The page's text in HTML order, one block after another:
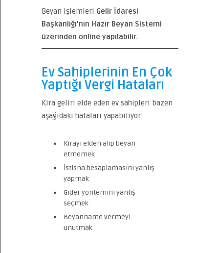
Beyan işlemleri Gelir İdaresi
Başkanlığı’nın Hazır Beyan Sistemi
üzerinden online yapılabilir.
Ev Sahiplerinin En Çok
Yaptığı Vergi Hataları
Kira geliri elde eden ev sahipleri bazen
aşağıdaki hataları yapabiliyor:
Kirayı elden alıp beyan
etmemek
İstisna hesaplamasını yanlış
yapmak
Gider yöntemini yanlış
seçmek
Beyanname vermeyi
unutmak